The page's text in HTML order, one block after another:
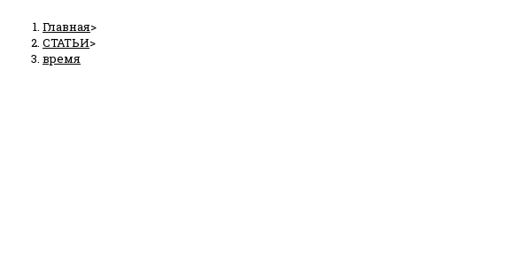
Главная>
СТАТЬИ>
время